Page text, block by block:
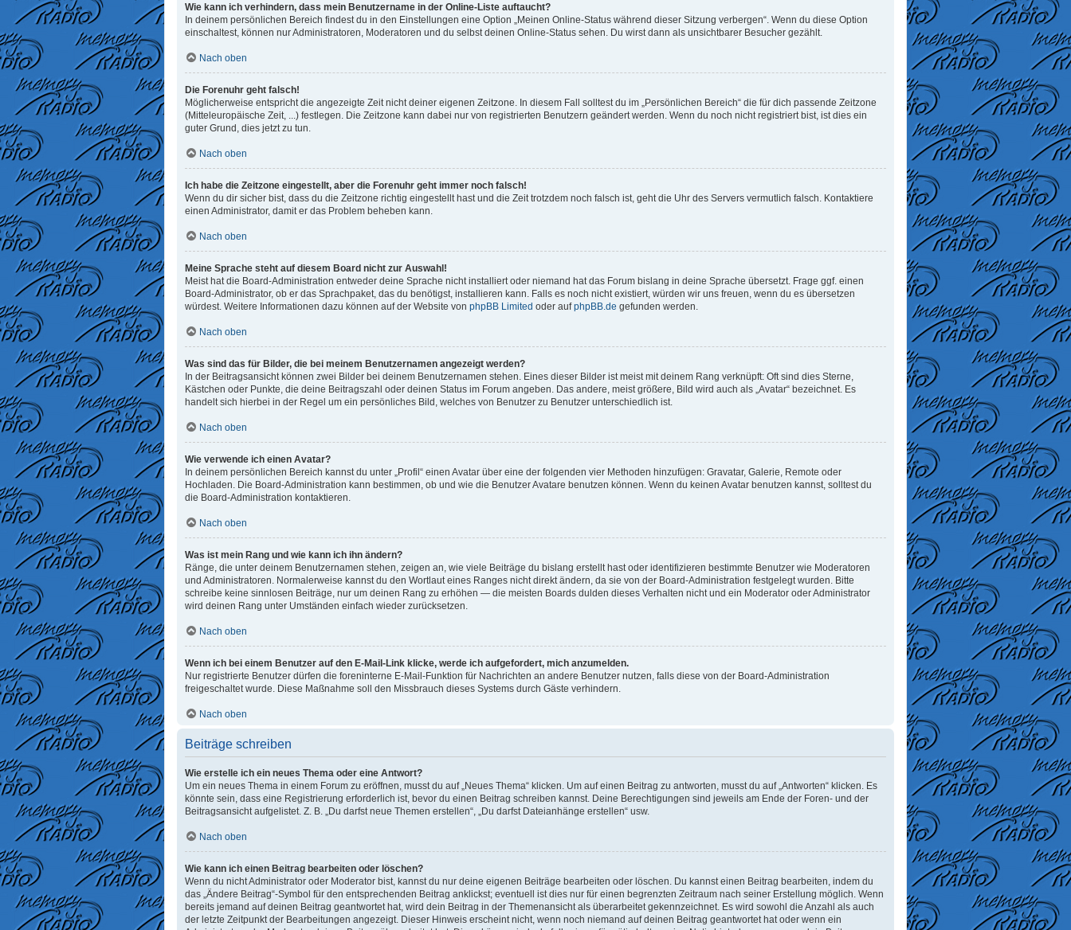
Wie kann ich verhindern, dass mein Benutzername in der Online-Liste auftaucht?
In deinem persönlichen Bereich findest du in den Einstellungen eine Option „Meinen Online-Status während dieser Sitzung verbergen“. Wenn du diese Option
einschaltest, können nur Administratoren, Moderatoren und du selbst deinen Online-Status sehen. Du wirst dann als unsichtbarer Besucher gezählt.
Nach oben
Die Forenuhr geht falsch!
Möglicherweise entspricht die angezeigte Zeit nicht deiner eigenen Zeitzone. In diesem Fall solltest du im „Persönlichen Bereich“ die für dich passende Zeitzone
(Mitteleuropäische Zeit, ...) festlegen. Die Zeitzone kann dabei nur von registrierten Benutzern geändert werden. Wenn du noch nicht registriert bist, ist dies ein
guter Grund, dies jetzt zu tun.
Nach oben
Ich habe die Zeitzone eingestellt, aber die Forenuhr geht immer noch falsch!
Wenn du dir sicher bist, dass du die Zeitzone richtig eingestellt hast und die Zeit trotzdem noch falsch ist, geht die Uhr des Servers vermutlich falsch. Kontaktiere
einen Administrator, damit er das Problem beheben kann.
Nach oben
Meine Sprache steht auf diesem Board nicht zur Auswahl!
Meist hat die Board-Administration entweder deine Sprache nicht installiert oder niemand hat das Forum bislang in deine Sprache übersetzt. Frage ggf. einen
Board-Administrator, ob er das Sprachpaket, das du benötigst, installieren kann. Falls es noch nicht existiert, würden wir uns freuen, wenn du es übersetzen
würdest. Weitere Informationen dazu können auf der Website von phpBB Limited oder aufphpBB.de gefunden werden.
Nach oben
Was sind das für Bilder, die bei meinem Benutzernamen angezeigt werden?
In der Beitragsansicht können zwei Bilder bei deinem Benutzernamen stehen. Eines dieser Bilder ist meist mit deinem Rang verknüpft: Oft sind dies Sterne,
Kästchen oder Punkte, die deine Beitragszahl oder deinen Status im Forum angeben. Das andere, meist größere, Bild wird auch als „Avatar“ bezeichnet. Es
handelt sich hierbei in der Regel um ein persönliches Bild, welches von Benutzer zu Benutzer unterschiedlich ist.
Nach oben
Wie verwende ich einen Avatar?
In deinem persönlichen Bereich kannst du unter „Profil“ einen Avatar über eine der folgenden vier Methoden hinzufügen: Gravatar, Galerie, Remote oder
Hochladen. Die Board-Administration kann bestimmen, ob und wie die Benutzer Avatare benutzen können. Wenn du keinen Avatar benutzen kannst, solltest du
die Board-Administration kontaktieren.
Nach oben
Was ist mein Rang und wie kann ich ihn ändern?
Ränge, die unter deinem Benutzernamen stehen, zeigen an, wie viele Beiträge du bislang erstellt hast oder identifizieren bestimmte Benutzer wie Moderatoren
und Administratoren. Normalerweise kannst du den Wortlaut eines Ranges nicht direkt ändern, da sie von der Board-Administration festgelegt wurden. Bitte
schreibe keine sinnlosen Beiträge, nur um deinen Rang zu erhöhen — die meisten Boards dulden dieses Verhalten nicht und ein Moderator oder Administrator
wird deinen Rang unter Umständen einfach wieder zurücksetzen.
Nach oben
Wenn ich bei einem Benutzer auf den E-Mail-Link klicke, werde ich aufgefordert, mich anzumelden.
Nur registrierte Benutzer dürfen die foreninterne E-Mail-Funktion für Nachrichten an andere Benutzer nutzen, falls diese von der Board-Administration
freigeschaltet wurde. Diese Maßnahme soll den Missbrauch dieses Systems durch Gäste verhindern.
Nach oben
Beiträge schreiben
Wie erstelle ich ein neues Thema oder eine Antwort?
Um ein neues Thema in einem Forum zu eröffnen, musst du auf „Neues Thema“ klicken. Um auf einen Beitrag zu antworten, musst du auf „Antworten“ klicken. Es
könnte sein, dass eine Registrierung erforderlich ist, bevor du einen Beitrag schreiben kannst. Deine Berechtigungen sind jeweils am Ende der Foren- und der
Beitragsansicht aufgelistet. Z. B. „Du darfst neue Themen erstellen“, „Du darfst Dateianhänge erstellen“ usw.
Nach oben
Wie kann ich einen Beitrag bearbeiten oder löschen?
Wenn du nicht Administrator oder Moderator bist, kannst du nur deine eigenen Beiträge bearbeiten oder löschen. Du kannst einen Beitrag bearbeiten, indem du
das „Ändere Beitrag“-Symbol für den entsprechenden Beitrag anklickst; eventuell ist dies nur für einen begrenzten Zeitraum nach seiner Erstellung möglich. Wenn
bereits jemand auf deinen Beitrag geantwortet hat, wird dein Beitrag in der Themenansicht als überarbeitet gekennzeichnet. Es wird sowohl die Anzahl als auch
der letzte Zeitpunkt der Bearbeitungen angezeigt. Dieser Hinweis erscheint nicht, wenn noch niemand auf deinen Beitrag geantwortet hat oder wenn ein